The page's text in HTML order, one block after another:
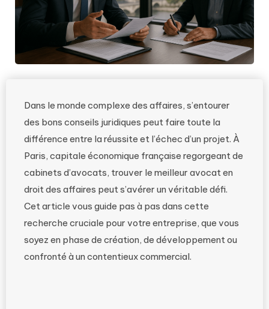
Dans le monde complexe des affaires, s’entourer
des bons conseils juridiques peut faire toute la
différence entre la réussite et l’échec d’un projet. À
Paris, capitale économique française regorgeant de
cabinets d’avocats, trouver le meilleur avocat en
droit des affaires peut s’avérer un véritable défi.
Cet article vous guide pas à pas dans cette
recherche cruciale pour votre entreprise, que vous
soyez en phase de création, de développement ou
confronté à un contentieux commercial.